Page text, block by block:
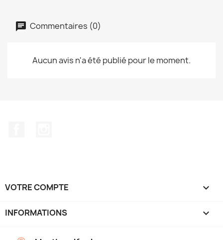
Commentaires (0)
Aucun avis n'a été publié pour le moment.
VOTRE COMPTE 
INFORMATIONS keyboard_arrow_down